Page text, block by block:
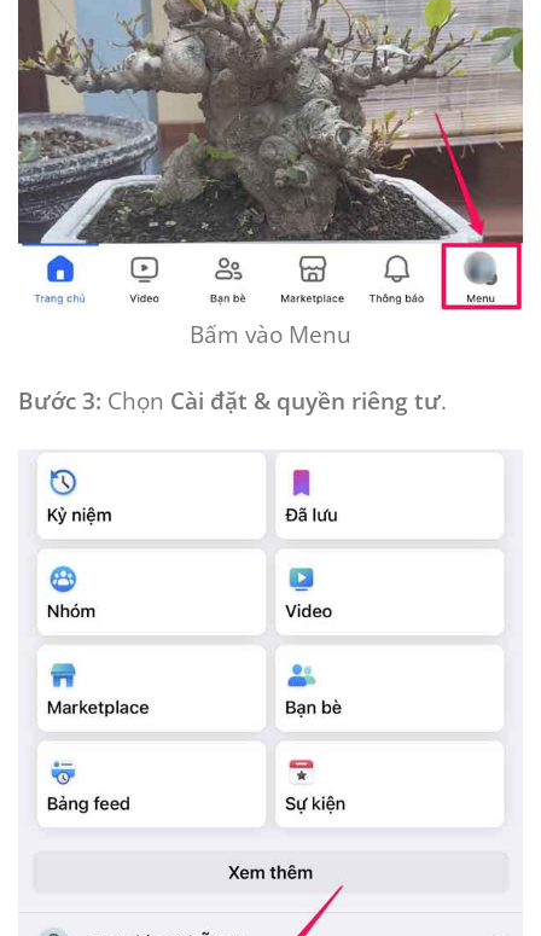
Bấm vào Menu
Bước 3: Chọn Cài đặt & quyền riêng tư.